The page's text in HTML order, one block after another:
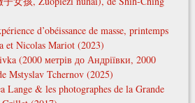
d’obéissance de masse, printemps
et Nicolas Mariot (2023)
(2000 метрів до Андріївки, 2000
Mstyslav Tchernov (2025)
Lange & les photographes de la Grande